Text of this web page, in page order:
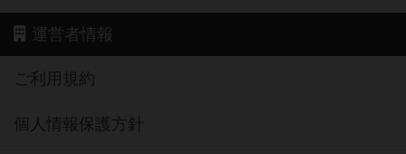
運営者情報
ご利用規約
個人情報保護方針